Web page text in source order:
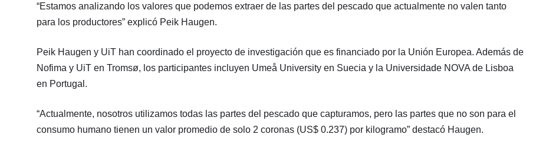
“Estamos analizando los valores que podemos extraer de las partes del pescado que actualmente no valen tanto
para los productores” explicó Peik Haugen.
Peik Haugen y UiT han coordinado el proyecto de investigación que es financiado por la Unión Europea. Además de
Nofima y UiT en Tromsø, los participantes incluyen Umeå University en Suecia y la Universidade NOVA de Lisboa
en Portugal.
“Actualmente, nosotros utilizamos todas las partes del pescado que capturamos, pero las partes que no son para el
consumo humano tienen un valor promedio de solo 2 coronas (US$ 0.237) por kilogramo” destacó Haugen.